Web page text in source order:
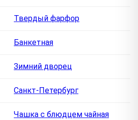
Твердый фарфор
Банкетная
Зимний дворец
Санкт-Петербург
Чашка с блюдцем чайная